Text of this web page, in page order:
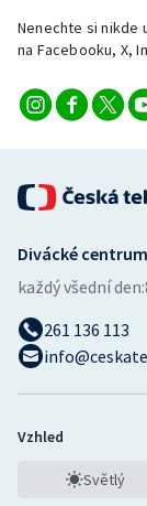
Veslování
Vodní slalom
Ostatní
Nenechte si nikde
na Facebooku, X,
Divácké centrum
každý všední den:
261 136 113
Vzhled
Světlý